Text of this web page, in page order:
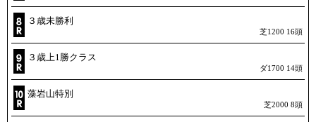
３歳未勝利
芝1200 16頭
３歳上1勝クラス
ダ1700 14頭
藻岩山特別
芝2000 8頭